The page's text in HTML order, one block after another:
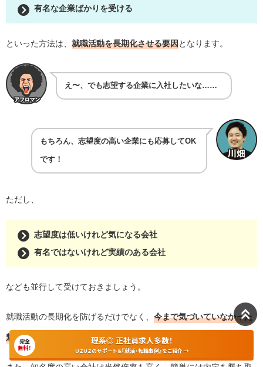
有名な企業ばかりを受ける
といった方法は、 就職活動を長期化させる要因となります。
え〜、でも志望する企業に入社したいな……
もちろん、志望度の高い企業にも応募してOK
です！
ただし、
志望度は低いけれど気になる会社
有名ではないけれど実績のある会社
なども並行して受けておきましょう。
就職活動の長期化を防げるだけでなく、 今まで気づいていなかった
魅力的な企業を発見できる可能性もある からです。
完全
無料！
理系◎ 正社員求人多数！
UZUZのサポート＆『就活・転職事例』をご紹介 →